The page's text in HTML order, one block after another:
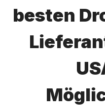
besten